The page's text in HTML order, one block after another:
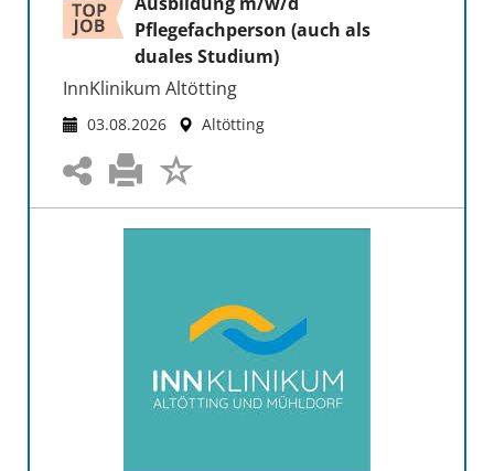
Pflegefachperson (auch als
duales Studium)
InnKlinikum Altötting
03.08.2026 Altötting